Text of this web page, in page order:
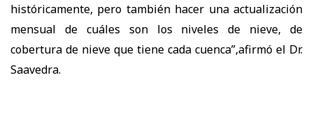
históricamente, pero también hacer una actualización
mensual de cuáles son los niveles de nieve, de
cobertura de nieve que tiene cada cuenca”,afirmó el Dr.
Saavedra.